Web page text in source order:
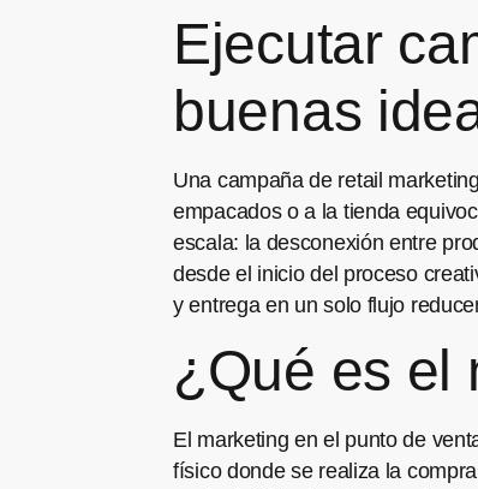
Ejecutar
buenas
Una campaña de retail
empacados o a la tienda
escala: la desconexión entre
desde el inicio del proceso
y entrega en un solo flujo
¿Qué es el
El marketing en el punto de
físico donde se realiza la